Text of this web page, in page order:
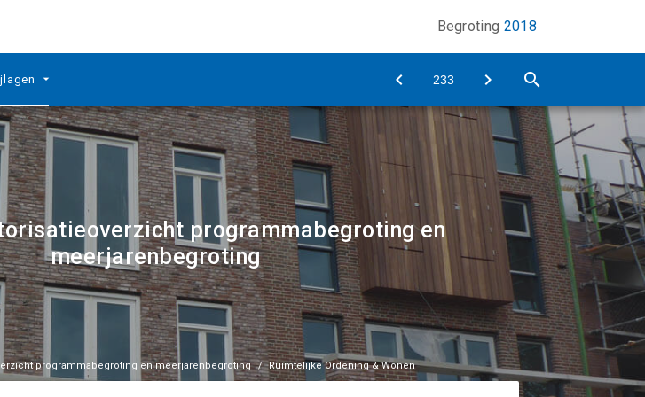
Begroting 2018
programmabegroting en
meerjarenbegroting
programmabegroting en meerjarenbegroting Ruimtelijke Ordening & Wonen